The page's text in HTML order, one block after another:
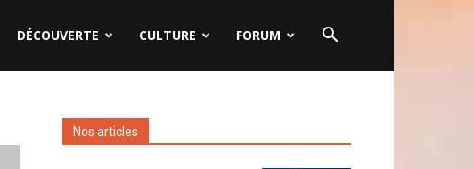
DÉCOUVERTE CULTURE FORUM
Nos articles